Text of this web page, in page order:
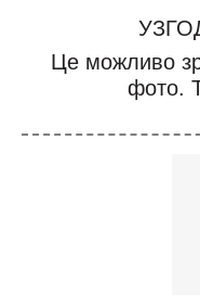
Це можливо
фото.